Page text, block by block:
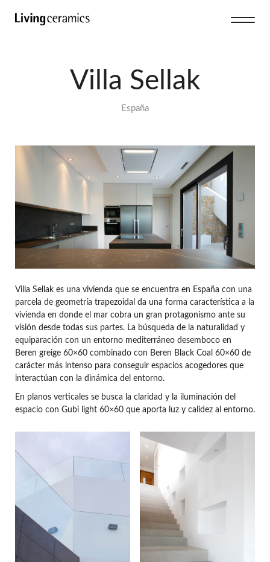
Villa Sellak
España
Villa Sellak es una vivienda que se encuentra en España con una
parcela de geometría trapezoidal da una forma característica a la
vivienda en donde el mar cobra un gran protagonismo ante su
visión desde todas sus partes. La búsqueda de la naturalidad y
equiparación con un entorno mediterráneo desemboco en
Beren greige 60×60 combinado con Beren Black Coal 60×60 de
carácter más intenso para conseguir espacios acogedores que
interactúan con la dinámica del entorno.
En planos verticales se busca la claridad y la iluminación del
espacio con Gubi light 60×60 que aporta luz y calidez al entorno.